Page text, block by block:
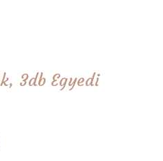
3db Egyedi